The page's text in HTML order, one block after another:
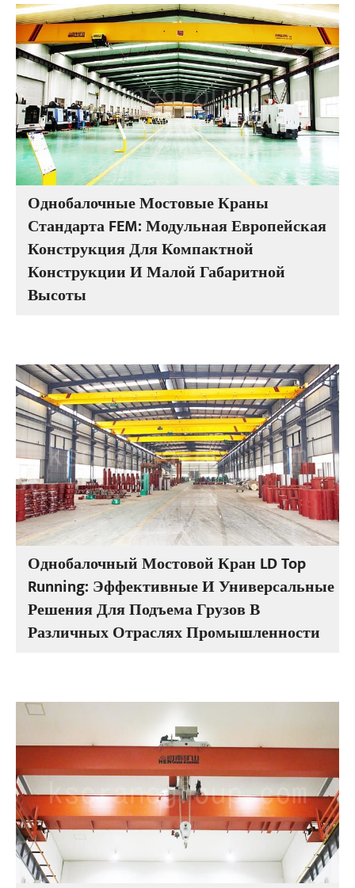
Однобалочные Мостовые Краны
Стандарта FEM: Модульная Европейская
Конструкция Для Компактной
Конструкции И Малой Габаритной
Высоты
Однобалочный Мостовой Кран LD Top
Running: Эффективные И Универсальные
Решения Для Подъема Грузов В
Различных Отраслях Промышленности